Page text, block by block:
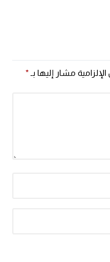
مشار إليها بـ *